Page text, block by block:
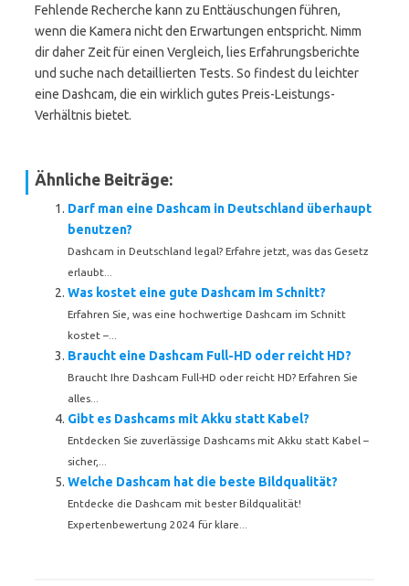
Fehlende Recherche kann zu Enttäuschungen führen,
wenn die Kamera nicht den Erwartungen entspricht. Nimm
dir daher Zeit für einen Vergleich, lies Erfahrungsberichte
und suche nach detaillierten Tests. So findest du leichter
eine Dashcam, die ein wirklich gutes Preis-Leistungs-
Verhältnis bietet.
Ähnliche Beiträge:
Darf man eine Dashcam in Deutschland überhaupt
benutzen?
Dashcam in Deutschland legal? Erfahre jetzt, was das Gesetz
erlaubt...
Was kostet eine gute Dashcam im Schnitt?
Erfahren Sie, was eine hochwertige Dashcam im Schnitt
kostet –...
Braucht eine Dashcam Full-HD oder reicht HD?
Braucht Ihre Dashcam Full-HD oder reicht HD? Erfahren Sie
alles...
Gibt es Dashcams mit Akku statt Kabel?
Entdecken Sie zuverlässige Dashcams mit Akku statt Kabel –
sicher,...
Welche Dashcam hat die beste Bildqualität?
Entdecke die Dashcam mit bester Bildqualität!
Expertenbewertung 2024 für klare...